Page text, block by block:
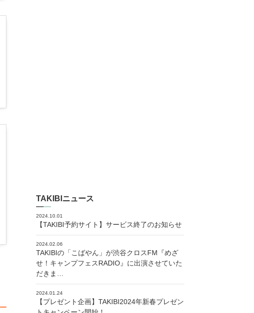
TAKIBIニュース
2024.10.01
【TAKIBI予約サイト】サービス終了のお知らせ
2024.02.06
TAKIBIの「こばやん」が渋谷クロスFM『めざ
せ！キャンプフェスRADIO』に出演させていた
だきま…
2024.01.24
【プレゼント企画】TAKIBI2024年新春プレゼン